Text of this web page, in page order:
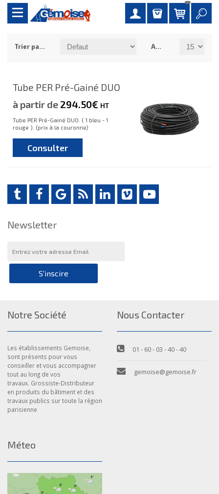
Trier par : Afficher :
Tube PER Pré-Gainé DUO
à partir de 294.50€ HT
Tube PER Pré-Gainé DUO. ( 1 bleu - 1
rouge ). (prix à la couronne)
Consulter
Newsletter
S'inscire
Notre Société
Les établissements Gemoise,
sont présents pour vous
conseiller et vous accompagner
tout au long de vos
travaux. Grossiste-Distributeur
en produits du bâtiment et des
travaux publics sur toute la région
parisienne
Nous Contacter
01 - 60 - 03 - 40 - 40
gemoise@gemoise.fr
Méteo